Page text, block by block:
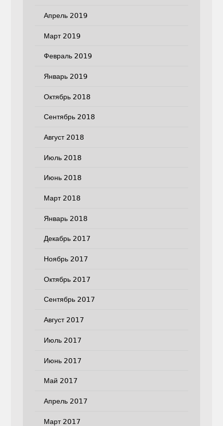
Апрель 2019
Март 2019
Февраль 2019
Январь 2019
Октябрь 2018
Сентябрь 2018
Август 2018
Июль 2018
Июнь 2018
Март 2018
Январь 2018
Декабрь 2017
Ноябрь 2017
Октябрь 2017
Сентябрь 2017
Август 2017
Июль 2017
Июнь 2017
Май 2017
Апрель 2017
Март 2017